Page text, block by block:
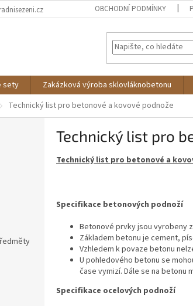
OBCHODNÍ PODMÍNKY
sety Zakázková výroba sklovláknobetonu
Technický list pro betonové a kovové podnože
Technický list pro
Technický list pro betonové a
Specifikace betonových podnoží
Betonové prvky jsou vyrobeny
Základem betonu je cement,
Vzhledem k povaze betonu
U pohledového betonu se
čase vymizí. Dále se na betonu
Specifikace ocelových podnoží